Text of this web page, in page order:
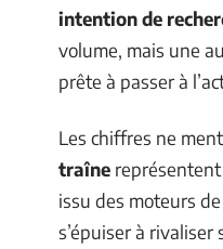
intention de
volume, mais une
prête à passer à
Les chiffres ne
traîne
issu des moteurs
s’épuiser à